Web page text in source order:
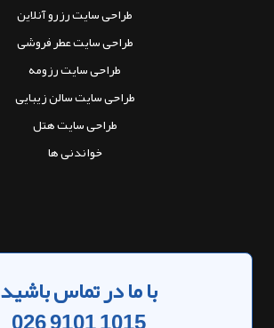
طراحی سایت رزرو آنلاین
طراحی سایت عطر فروشی
طراحی سایت رزومه
طراحی سایت سالن زیبایی
طراحی سایت هتل
خواندنی ها
با ما در تماس باشید